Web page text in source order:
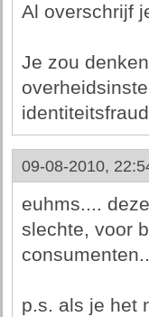
Al overschrijf
Je zou
09-08-2010,
euhms....
slechte, voor
p.s. als je het